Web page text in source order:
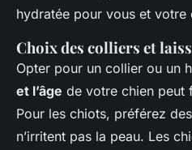
hydratée pour vous et votre
Choix des colliers et
Opter pour un collier ou un
et l’âge de votre chien peut
Pour les chiots, préférez
n’irritent pas la peau. Les